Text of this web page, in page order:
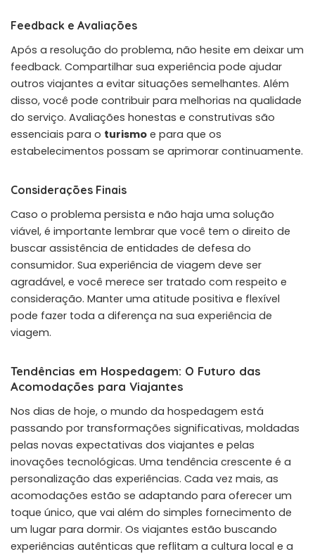
Feedback e Avaliações
Após a resolução do problema, não hesite em deixar um
feedback. Compartilhar sua experiência pode ajudar
outros viajantes a evitar situações semelhantes. Além
disso, você pode contribuir para melhorias na qualidade
do serviço. Avaliações honestas e construtivas são
essenciais para o turismo e para que os
estabelecimentos possam se aprimorar continuamente.
Considerações Finais
Caso o problema persista e não haja uma solução
viável, é importante lembrar que você tem o direito de
buscar assistência de entidades de defesa do
consumidor. Sua experiência de viagem deve ser
agradável, e você merece ser tratado com respeito e
consideração. Manter uma atitude positiva e flexível
pode fazer toda a diferença na sua experiência de
viagem.
Tendências em Hospedagem: O Futuro das
Acomodações para Viajantes
Nos dias de hoje, o mundo da hospedagem está
passando por transformações significativas, moldadas
pelas novas expectativas dos viajantes e pelas
inovações tecnológicas. Uma tendência crescente é a
personalização das experiências. Cada vez mais, as
acomodações estão se adaptando para oferecer um
toque único, que vai além do simples fornecimento de
um lugar para dormir. Os viajantes estão buscando
experiências autênticas que reflitam a cultura local e a